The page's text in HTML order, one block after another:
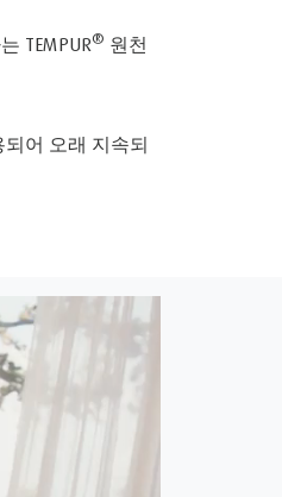
TEMPUR® 원천
되어 오래 지속되